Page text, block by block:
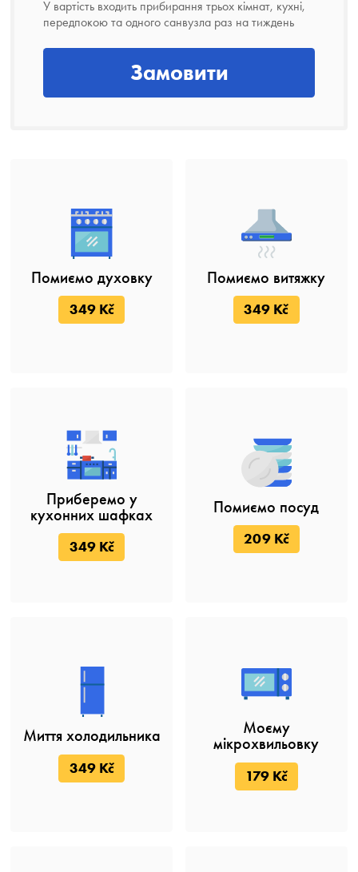
У вартість входить прибирання трьох кімнат, кухні,
передпокою та одного санвузла раз на тиждень
Замовити
Помиємо духовку
349 Kč
Помиємо витяжку
349 Kč
Приберемо у
кухонних шафках
349 Kč
Помиємо посуд
209 Kč
Миття холодильника
349 Kč
Моєму
мікрохвильовку
179 Kč